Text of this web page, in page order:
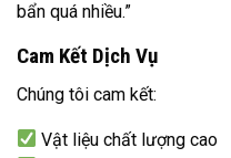
bẩn quá nhiều.”
Cam Kết Dịch Vụ
Chúng tôi cam kết:
Vật liệu chất lượng cao